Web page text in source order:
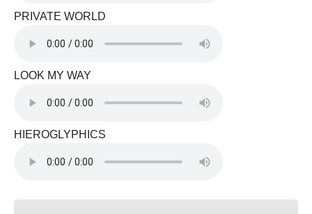
PRIVATE WORLD
LOOK MY WAY
HIEROGLYPHICS